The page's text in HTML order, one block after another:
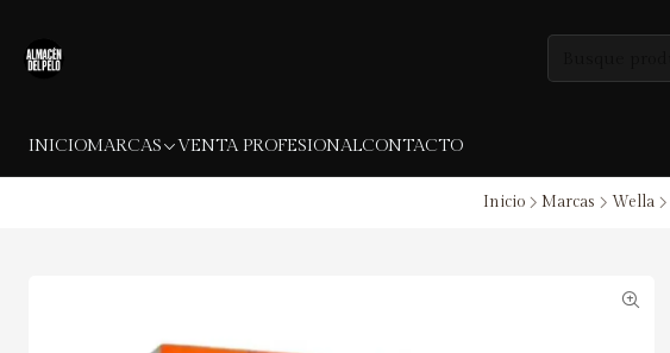
INICIOMARCAS VENTA PROFESIONALCONTACTO
Inicio Marcas Wella